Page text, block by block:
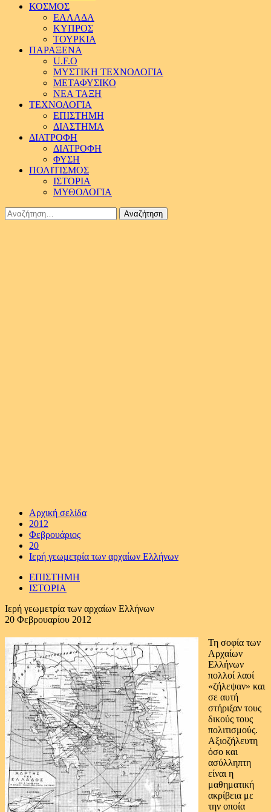
ΚΟΣΜΟΣ
ΕΛΛΑΔΑ
ΚΥΠΡΟΣ
ΤΟΥΡΚΙΑ
ΠΑΡΑΞΕΝΑ
U.F.O
ΜΥΣΤΙΚΗ ΤΕΧΝΟΛΟΓΙΑ
ΜΕΤΑΦΥΣΙΚΟ
ΝΕΑ ΤΑΞΗ
ΤΕΧΝΟΛΟΓΙΑ
ΕΠΙΣΤΗΜΗ
ΔΙΑΣΤΗΜΑ
ΔΙΑΤΡΟΦΗ
ΔΙΑΤΡΟΦΗ
ΦΥΣΗ
ΠΟΛΙΤΙΣΜΟΣ
ΙΣΤΟΡΙΑ
ΜΥΘΟΛΟΓΙΑ
Αναζήτηση
για:
Αρχική σελίδα
2012
Φεβρουάριος
20
Ιερή γεωμετρία των αρχαίων Ελλήνων
ΕΠΙΣΤΗΜΗ
ΙΣΤΟΡΙΑ
Ιερή γεωμετρία των αρχαίων Ελλήνων
20 Φεβρουαρίου 2012
Τη σοφία των
Αρχαίων
Ελλήνων
πολλοί λαοί
«ζήλεψαν» και
σε αυτή
στήριξαν τους
δικούς τους
πολιτισμούς.
Αξιοζήλευτη
όσο και
ασύλληπτη
είναι η
μαθηματική
ακρίβεια με
την οποία